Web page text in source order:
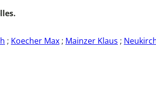
; Koecher Max ; Mainzer Klaus ;